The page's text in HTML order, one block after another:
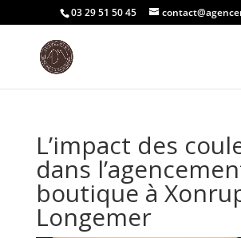
03 29 51 50 45
L’impact des
dans
boutique à
Longemer